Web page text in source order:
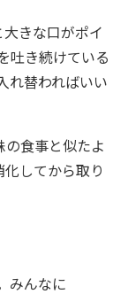
きな口がポイ
吐き続けている
れ替わればいい
の食事と似たよ
してから取り
みんなに